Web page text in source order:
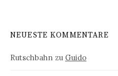
NEUESTE KOMMENTARE
Rutschbahn zu Guido